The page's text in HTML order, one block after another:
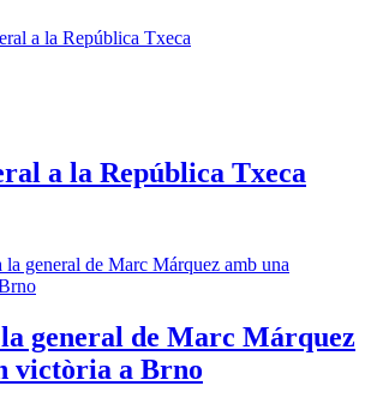
a la República Txeca
la general de Marc Márquez
victòria a Brno